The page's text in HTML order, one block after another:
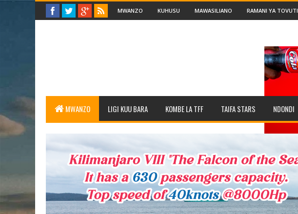
MWANZO KUHUSU MAWASILIANO RAMANI YA TOVUTI
MWANZO LIGI KUU BARA KOMBE LA TFF TAIFA STARS NDONDI